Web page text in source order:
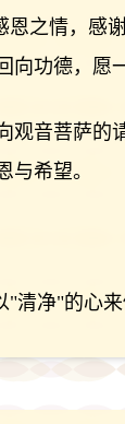
之情，感
功德，愿
观音菩萨
与希望。
清净"的心来